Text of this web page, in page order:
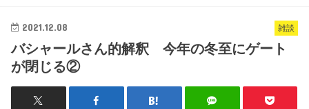
雑談
2021.12.08
バシャールさん的解釈 今年の冬至にゲート
が閉じる②